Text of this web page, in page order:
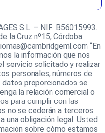
S.L. – NIF: B56015993.
la Cruz nº15, Córdoba.
“En
la información que nos
servicio solicitado y realizar
personales, números de
proporcionados se
la relación comercial o
para cumplir con las
no se cederán a terceros
una obligación legal. Usted
sobre cómo estamos